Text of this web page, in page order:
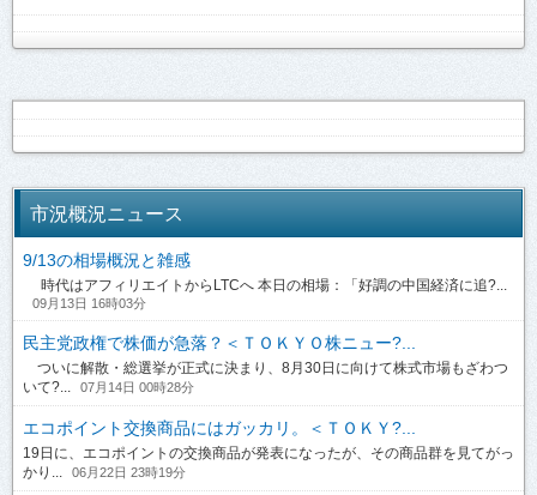
市況概況ニュース
9/13の相場概況と雑感
時代はアフィリエイトからLTCへ 本日の相場：「好調の中国経済に追?...
09月13日 16時03分
民主党政権で株価が急落？＜ＴＯＫＹＯ株ニュー?...
ついに解散・総選挙が正式に決まり、8月30日に向けて株式市場もざわつ
いて?...
07月14日 00時28分
エコポイント交換商品にはガッカリ。＜ＴＯＫＹ?...
19日に、エコポイントの交換商品が発表になったが、その商品群を見てがっ
かり...
06月22日 23時19分